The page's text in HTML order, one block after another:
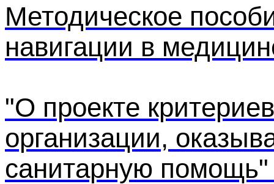
Методическое
навигации в
"О проекте
организации,
санитарную